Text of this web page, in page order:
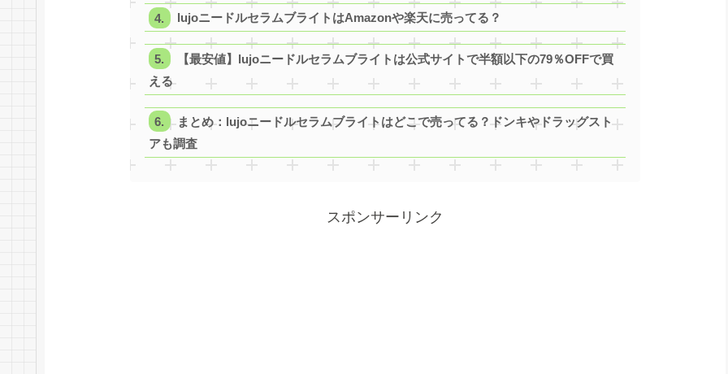
lujoニードルセラムブライトはAmazonや楽天に売ってる？
【最安値】lujoニードルセラムブライトは公式サイトで半額以下の79％OFFで買
える
まとめ：lujoニードルセラムブライトはどこで売ってる？ドンキやドラッグスト
アも調査
スポンサーリンク